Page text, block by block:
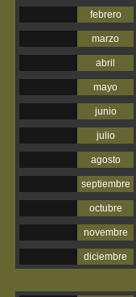
febrero
marzo
abril
mayo
junio
julio
agosto
septiembre
octubre
novembre
diciembre